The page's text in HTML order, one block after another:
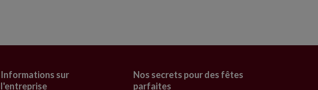
Informations sur
l'entreprise
Nos secrets pour des fêtes
parfaites